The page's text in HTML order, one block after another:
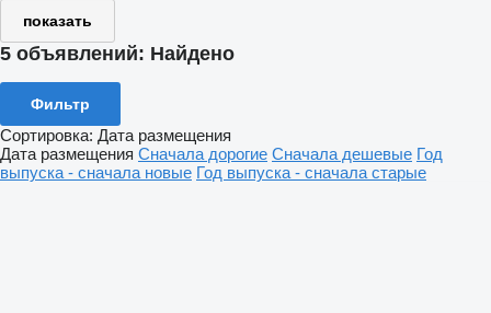
показать
5 объявлений: Найдено
Фильтр
Сортировка: Дата размещения
Дата размещения Сначала дорогие Сначала дешевые Год
выпуска - сначала новые Год выпуска - сначала старые